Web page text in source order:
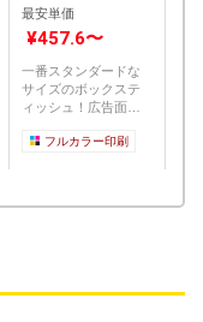
最安単価
¥457.6〜
一番スタンダードな
サイズのボックステ
ィッシュ！広告面積
粗品、ノ...
フルカラー印刷